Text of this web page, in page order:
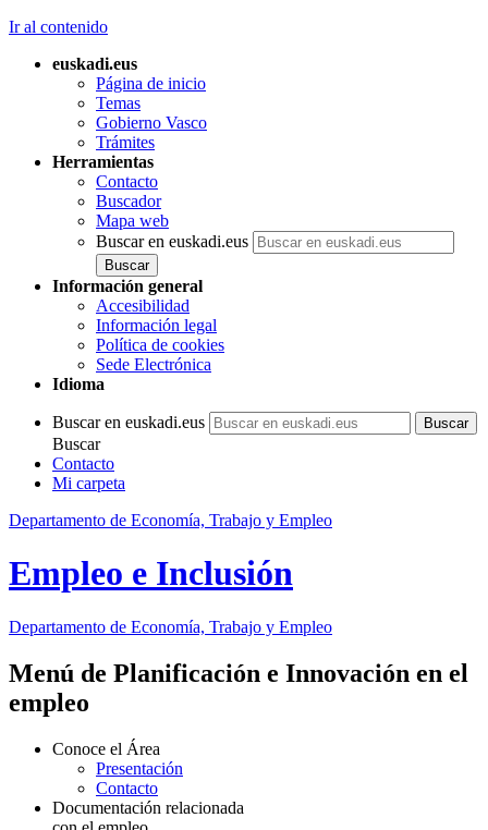
Ir al contenido
euskadi.eus
Página de inicio
Temas
Gobierno Vasco
Trámites
Herramientas
Contacto
Buscador
Mapa web
Buscar en euskadi.eus
Información general
Accesibilidad
Información legal
Política de cookies
Sede Electrónica
Idioma
Buscar en euskadi.eus
Buscar
Contacto
Mi carpeta
Departamento de Economía, Trabajo y Empleo
Empleo e Inclusión
Departamento de Economía, Trabajo y Empleo
Menú de Planificación e Innovación en el
empleo
Conoce el Área
Presentación
Contacto
Documentación relacionada